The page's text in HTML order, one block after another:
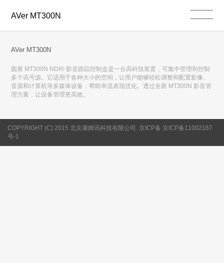
AVer MT300N
AVer MT300N
圆展 MT300N NDI® 影音跟踪控制盒是一台高科技装置，可集中管理和控制
多个讯号源。它适用于各种大小的空间，让用户能够轻松调整和配置影像、
音源和计算机等多媒体设备，帮助串流表现优化。透过全新 MT300N 影音管
理方案，让设备管理更高效。
COPYRIGHT (C) 2015 北京康姆讯科技有限公司. 京ICP备 京ICP备11002167
号-1